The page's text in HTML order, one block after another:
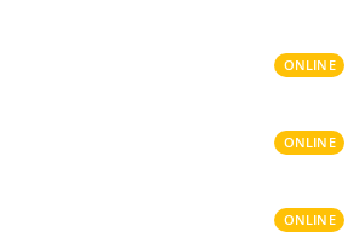
ONLINE
ONLINE
ONLINE